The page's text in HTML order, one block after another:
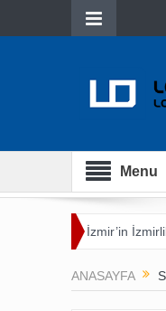
Menu
İzmir’in
ANASAYFA